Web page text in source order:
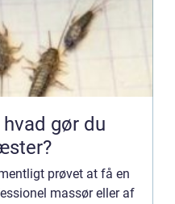
prøvet at få en
massør eller af